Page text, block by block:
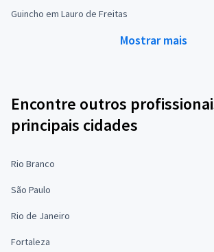
Guincho em Lauro de Freitas
Mostrar mais
Encontre outros
principais cidades
Rio Branco
São Paulo
Rio de Janeiro
Fortaleza